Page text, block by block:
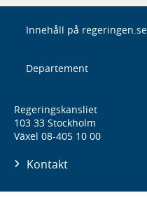
Innehåll på regeringen.se
Departement
Regeringskansliet
103 33 Stockholm
Växel 08-405 10 00
Kontakt